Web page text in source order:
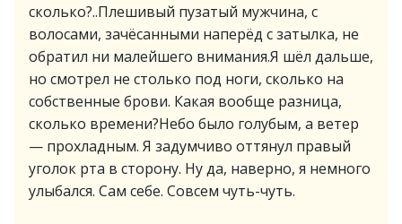
сколько?..Плешивый пузатый мужчина, с
волосами, зачёсанными наперёд с затылка, не
обратил ни малейшего внимания.Я шёл дальше,
но смотрел не столько под ноги, сколько на
собственные брови. Какая вообще разница,
сколько времени?Небо было голубым, а ветер
— прохладным. Я задумчиво оттянул правый
уголок рта в сторону. Ну да, наверно, я немного
улыбался. Сам себе. Совсем чуть-чуть.